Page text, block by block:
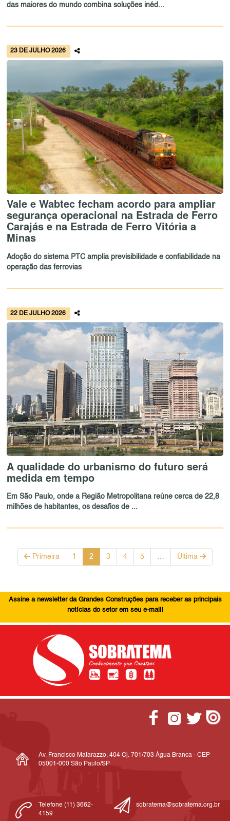
das maiores do mundo combina soluções inéd...
23 DE JULHO 2026
Vale e Wabtec fecham acordo para ampliar
segurança operacional na Estrada de Ferro
Carajás e na Estrada de Ferro Vitória a
Minas
Adoção do sistema PTC amplia previsibilidade e confiabilidade na
operação das ferrovias
22 DE JULHO 2026
A qualidade do urbanismo do futuro será
medida em tempo
Em São Paulo, onde a Região Metropolitana reúne cerca de 22,8
milhões de habitantes, os desafios de ...
Primeira 1 2 3 4 5 … Última
Assine a newsletter da Grandes Construções para receber as principais
notícias do setor em seu e-mail!
Av. Francisco Matarazzo, 404 Cj. 701/703 Água Branca - CEP
05001-000 São Paulo/SP
Telefone (11) 3662-
4159
sobratema@sobratema.org.br